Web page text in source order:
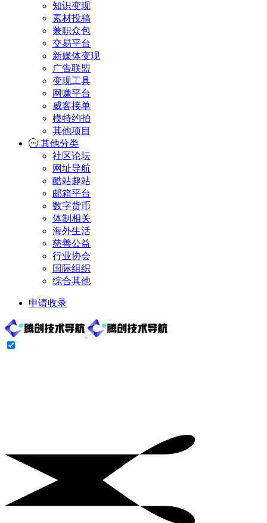
知识变现
素材投稿
兼职众包
交易平台
新媒体变现
广告联盟
变现工具
网赚平台
威客接单
模特约拍
其他项目
其他分类
社区论坛
网址导航
酷站趣站
邮箱平台
数字货币
体制相关
海外生活
慈善公益
行业协会
国际组织
综合其他
申请收录